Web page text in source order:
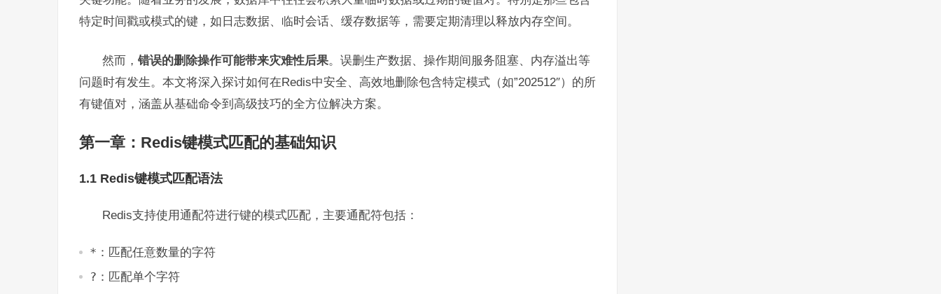
特定时间戳或模式的键，如日志数据、临时会话、缓存数据等，需要定期清理以释放内存空间。
然而， 错误的删除操作可能带来灾难性后果。误删生产数据、操作期间服务阻塞、内存溢出等
问题时有发生。本文将深入探讨如何在Redis中安全、高效地删除包含特定模式（如”202512″）的所
有键值对，涵盖从基础命令到高级技巧的全方位解决方案。
第一章：Redis键模式匹配的基础知识
1.1 Redis键模式匹配语法
Redis支持使用通配符进行键的模式匹配，主要通配符包括：
* ：匹配任意数量的字符
? ：匹配单个字符